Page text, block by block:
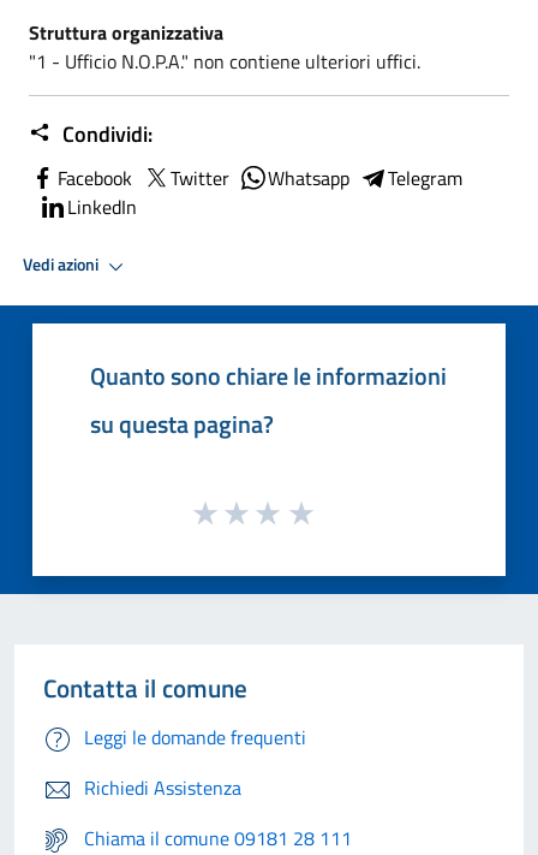
Struttura organizzativa
"1 - Ufficio N.O.P.A." non contiene ulteriori uffici.
Condividi:
Facebook Twitter Whatsapp
Telegram
LinkedIn
Vedi azioni
Quanto sono chiare le informazioni
su questa pagina?
Contatta il comune
Leggi le domande frequenti
Richiedi Assistenza
Chiama il comune 09181 28 111